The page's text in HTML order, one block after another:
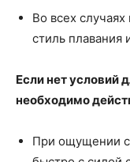
Во всех
стиль плавания
Если нет условий
необходимо
При ощущении